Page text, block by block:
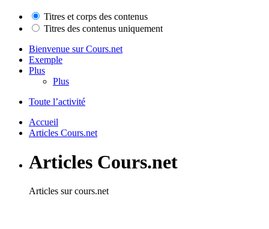
Titres et corps des contenus
Titres des contenus uniquement
Bienvenue sur Cours.net
Exemple
Plus
Plus
Toute l’activité
Accueil
Articles Cours.net
Articles Cours.net
Articles sur cours.net